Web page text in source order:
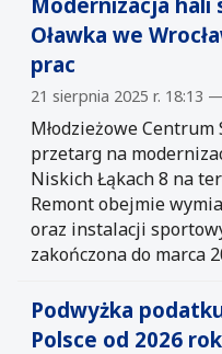
Oławka we
prac
21 sierpnia 2025 r. 18:13
Młodzieżowe Centrum
przetarg na
Niskich Łąkach 8 na
Remont obejmie
oraz instalacji
zakończona do marca
Podwyżka
Polsce od 2026